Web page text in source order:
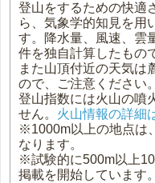
登山をするための快適
ら、気象学的知見を用
す。降水量、風速、雲
件を独自計算したもの
また山頂付近の天気は
ので、ご注意ください。
登山指数には火山の噴
せん。 火山情報の詳細
※1000m以上の地点は
なります。
※試験的に500m以上
掲載を開始しています